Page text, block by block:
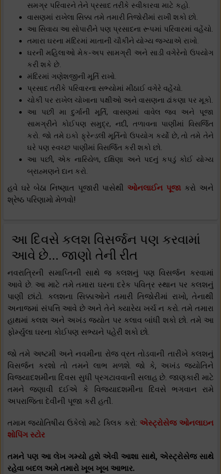
સમગ્ર પરિવારને તેને પ્રસાદ તરીકે સ્વીકારવા માટે કહો.
વાસણમાં રાખેલા સિક્કા તમે તમારી તિજોરીમાં રાખી શકો છો.
આ સિવાય આ સોપારીને પણ પ્રસાદના રૂપમાં પરિવારમાં વહેંચો.
તમારા ઘરના મંદિરમાં માતાની ચૌકીને યોગ્ય જગ્યાએ રાખો.
ઘરની મહિલાઓ મેક-અપ સામગ્રી અને સાડી વગેરેનો ઉપયોગ
કરી શકે છે.
મંદિરમાં ગણેશજીની મૂર્તિ રાખો.
પ્રસાદ તરીકે પરિવારના સભ્યોમાં મીઠાઈ વગેરે વહેંચો.
ચોકી પર રાખેલ ચોખાના પક્ષીઓ અને વાસણના ઢાંકણા પર મૂકો.
આ પછી મા દુર્ગાની મૂર્તિ, વાસણમાં વાવેલ જવ અને પૂજા
સામગ્રીને કોઈપણ સમુદ્ર, નદી, તળાવના પાણીમાં વિસર્જિત
કરો. જો તમે ઇકો ફ્રેન્ડલી મૂર્તિનો ઉપયોગ કર્યો છે, તો તમે તેને
ઘરે પણ સ્વચ્છ પાણીમાં વિસર્જિત કરી શકો છો.
આ પછી, એક નારિયેળ, દક્ષિણા અને પદનું કપડું કોઈ યોગ્ય
બ્રાહ્મણને દાન કરો.
હવે ઘરે બેઠા નિષ્ણાત પૂજારી પાસેથીઓનલાઈન પૂજા કરો અને
શ્રેષ્ઠ પરિણામો મેળવો!
આ દિવસે કલશ વિસર્જન પણ કરવામાં
આવે છે... જાણો તેની રીત
નવરાત્રિની સમાપ્તિની સાથે જ કલશનું પણ વિસર્જન કરવામાં
આવે છે. આ માટે તમે તમારા ઘરના દરેક પવિત્ર સ્થાન પર કલશનું
પાણી છાંટો. કલશના સિક્કાઓને તમારી તિજોરીમાં રાખો, તેનાથી
અનાજમાં સંપત્તિ આવે છે અને તેને ક્યારેય ખર્ચ ન કરો. તમે તમારા
હાથમાં કલશ અને અખંડ જ્યોત પર કલાવ બાંધી શકો છો. તમે આ
ફોર્મ્યુલા ઘરના કોઈપણ સભ્યને પહેરી શકો છો.
જો તમે અષ્ટમી અને નવમીના રોજ વ્રત તોડવાની તારીખે કલશનું
વિસર્જન કરશો તો તમને લાભ મળશે. જો કે, અખંડ જ્યોતિને
વિજયાદશમીના દિવસ સુધી પ્રગટાવવાની સલાહ છે. જાણકારી માટે
તમને જણાવી દઈએ કે વિજયાદશમીના દિવસે ભગવાન રામે
અપરાજિતા દેવીની પૂજા કરી હતી.
તમામ જ્યોતિષીય ઉકેલો માટે ક્લિક કરો: એસ્ટ્રોસેજ ઓનલાઇન
શોપિંગ સ્ટોર
તમને પણ આ લેખ ગમ્યો હશે એવી આશા સાથે, એસ્ટ્રોસેજ સાથે
રહેવા બદલ અમે તમારો ખૂબ ખૂબ આભાર.